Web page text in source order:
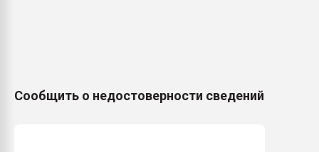
Сообщить о недостоверности сведений